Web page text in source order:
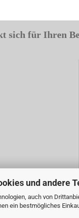
und andere
auch von
ein bestmögliches
sich für Ihren